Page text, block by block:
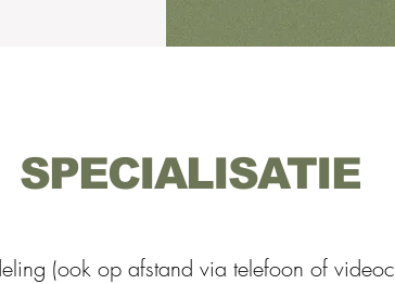
SPECIALISATIE
(ook op afstand via telefoon of